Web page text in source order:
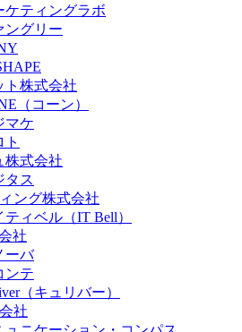
ケティングラボ
ングリー
ト株式会社
（コーン）
マケ
株式会社
タス
ング株式会社
ィベル（IT Bell）
社
ーバ
ンテ
（キュリバー）
社